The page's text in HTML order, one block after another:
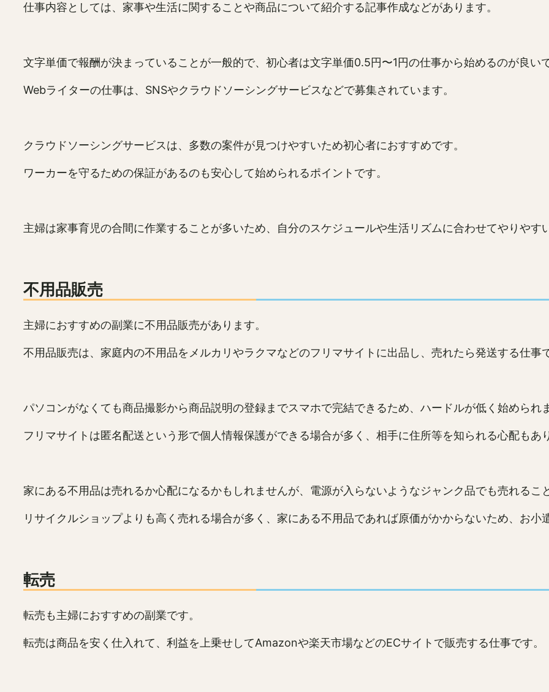
仕事内容としては、家事や生活に関することや商品について紹介する記事作成などがあります。
文字単価で報酬が決まっていることが一般的で、初心者は文字単価0.5円〜1円の仕事から始めるのが良い
Webライターの仕事は、SNSやクラウドソーシングサービスなどで募集されています。
クラウドソーシングサービスは、多数の案件が見つけやすいため初心者におすすめです。
ワーカーを守るための保証があるのも安心して始められるポイントです。
主婦は家事育児の合間に作業することが多いため、自分のスケジュールや生活リズムに合わせてやりやす
不用品販売
主婦におすすめの副業に不用品販売があります。
不用品販売は、家庭内の不用品をメルカリやラクマなどのフリマサイトに出品し、売れたら発送する仕事
パソコンがなくても商品撮影から商品説明の登録までスマホで完結できるため、ハードルが低く始められ
フリマサイトは匿名配送という形で個人情報保護ができる場合が多く、相手に住所等を知られる心配もあ
家にある不用品は売れるか心配になるかもしれませんが、電源が入らないようなジャンク品でも売れるこ
リサイクルショップよりも高く売れる場合が多く、家にある不用品であれば原価がかからないため、お小
転売
転売も主婦におすすめの副業です。
転売は商品を安く仕入れて、利益を上乗せしてAmazonや楽天市場などのECサイトで販売する仕事です。